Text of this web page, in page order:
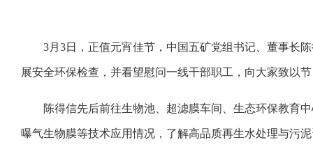
3月3日，正值元宵佳节，中国五矿党组书记、董事长
展安全环保检查，并看望慰问一线干部职工，向大家致以
陈得信先后前往生物池、超滤膜车间、生态环保教育
曝气生物膜等技术应用情况，了解高品质再生水处理与污